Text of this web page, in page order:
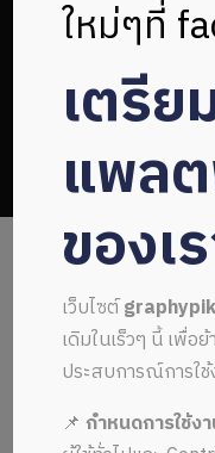
ปกสำหรั
ALL MUSIC FROM
ใหม่ๆที่
เตรี
แพล
ของเ
เว็บไซต์
เดิมในเร็วๆ นี้ เพื่อ
ประสบการณ์การใ
📌กำหนดการใช้ง